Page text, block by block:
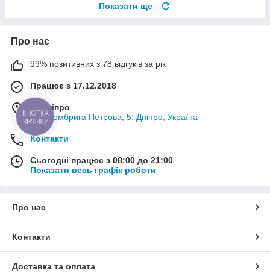
Показати ще
Про нас
99% позитивних з 78 відгуків за рік
Працює з 17.12.2018
м. Дніпро
вул. Комбрига Петрова, 5, Дніпро, Україна
Контакти
Сьогодні працює з 08:00 до 21:00
Показати весь графік роботи
Про нас
Контакти
Доставка та оплата
КНОПКА
ЗВ'ЯЗКУ